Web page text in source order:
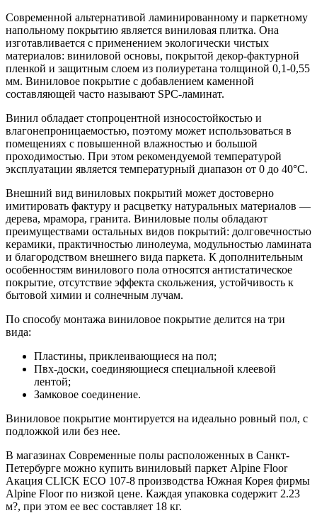
Современной альтернативой ламинированному и паркетному
напольному покрытию является виниловая плитка. Она
изготавливается с применением экологически чистых
материалов: виниловой основы, покрытой декор-фактурной
пленкой и защитным слоем из полиуретана толщиной 0,1-0,55
мм. Виниловое покрытие с добавлением каменной
составляющей часто называют SPC-ламинат.
Винил обладает стопроцентной износостойкостью и
влагонепроницаемостью, поэтому может использоваться в
помещениях с повышенной влажностью и большой
проходимостью. При этом рекомендуемой температурой
эксплуатации является температурный диапазон от 0 до 40°С.
Внешний вид виниловых покрытий может достоверно
имитировать фактуру и расцветку натуральных материалов —
дерева, мрамора, гранита. Виниловые полы обладают
преимуществами остальных видов покрытий: долговечностью
керамики, практичностью линолеума, модульностью ламината
и благородством внешнего вида паркета. К дополнительным
особенностям винилового пола относятся антистатическое
покрытие, отсутствие эффекта скольжения, устойчивость к
бытовой химии и солнечным лучам.
По способу монтажа виниловое покрытие делится на три
вида:
Пластины, приклеивающиеся на пол;
Пвх-доски, соединяющиеся специальной клеевой
лентой;
Замковое соединение.
Виниловое покрытие монтируется на идеально ровный пол, с
подложкой или без нее.
В магазинах Современные полы расположенных в Санкт-
Петербурге можно купить виниловый паркет Alpine Floor
Акация CLICK ЕСО 107-8 производства Южная Корея фирмы
Alpine Floor по низкой цене. Каждая упаковка содержит 2.23
м?, при этом ее вес составляет 18 кг.